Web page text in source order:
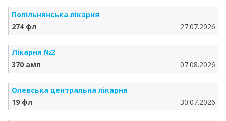
Попільнянська лікарня
274 фл
27.07.2026
Лікарня №2
370 амп
07.08.2026
Олевська центральна лікарня
19 фл
30.07.2026